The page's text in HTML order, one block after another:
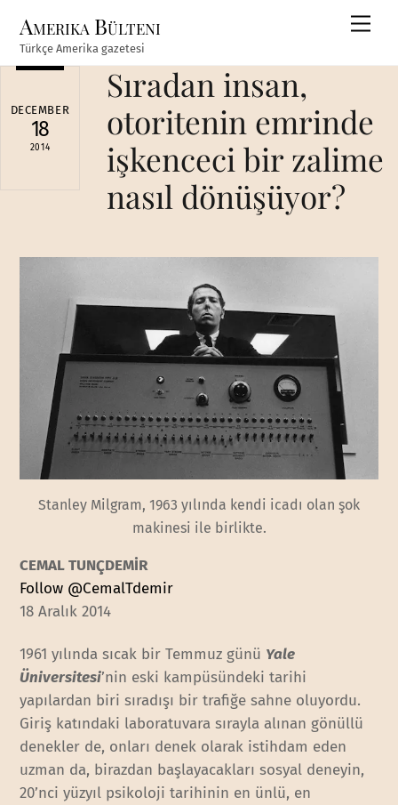
content
Amerika Bülteni
Türkçe Amerika gazetesi
DECEMBER
18
2014
Sıradan insan,
otoritenin emrinde
işkenceci bir zalime
nasıl dönüşüyor?
Stanley Milgram, 1963 yılında kendi icadı olan şok
makinesi ile birlikte.
CEMAL TUNÇDEMİR
Follow @CemalTdemir
18 Aralık 2014
1961 yılında sıcak bir Temmuz günü Yale
Üniversitesi’nin eski kampüsündeki tarihi
yapılardan biri sıradışı bir trafiğe sahne oluyordu.
Giriş katındaki laboratuvara sırayla alınan gönüllü
denekler de, onları denek olarak istihdam eden
uzman da, birazdan başlayacakları sosyal deneyin,
20’nci yüzyıl psikoloji tarihinin en ünlü, en